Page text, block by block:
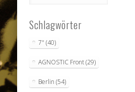
Schlagwörter
7" (40)
AGNOSTIC Front(29)
Berlin (54)